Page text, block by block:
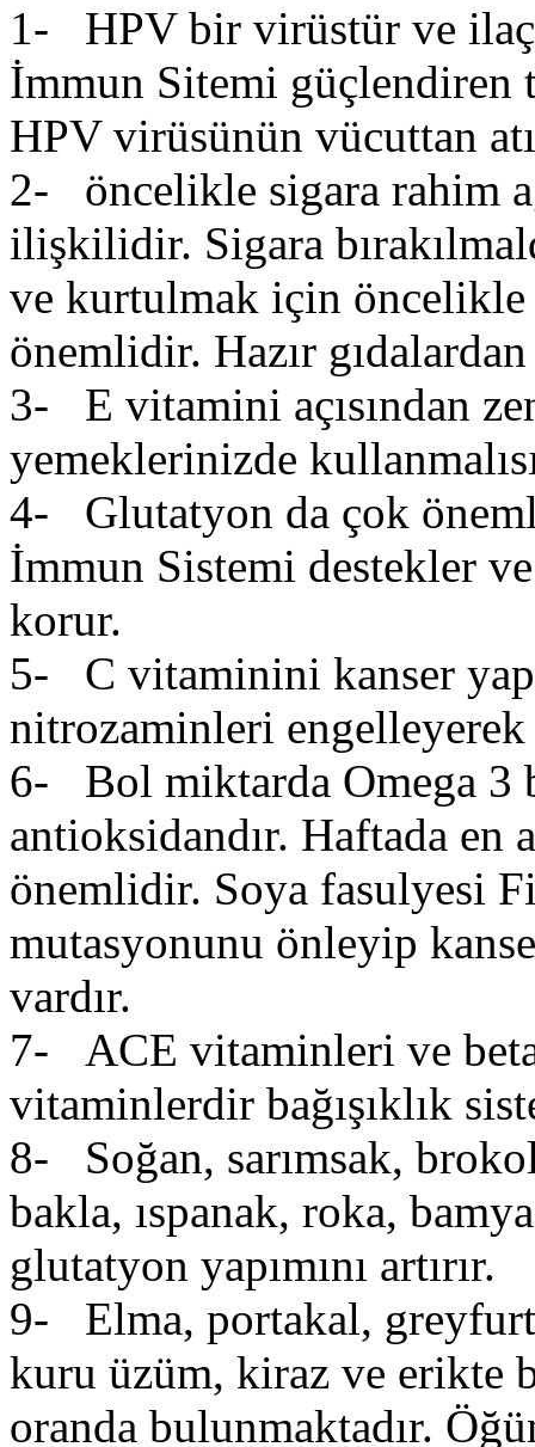
1- HPV bir virüstür ve
İmmun Sitemi güçlendiren
HPV virüsünün vücuttan
2- öncelikle sigara rahim
ilişkilidir. Sigara
ve kurtulmak için öncelikle
önemlidir. Hazır gıdalardan
3- E vitamini açısından
yemeklerinizde
4- Glutatyon da çok
İmmun Sistemi destekler
korur.
5- C vitaminini kanser
nitrozaminleri
6- Bol miktarda Omega 3
antioksidandır. Haftada en
önemlidir. Soya fasulyesi
mutasyonunu önleyip
vardır.
7- ACE vitaminleri ve
vitaminlerdir bağışıklık
8- Soğan, sarımsak,
bakla, ıspanak, roka,
glutatyon yapımını artırır.
9- Elma, portakal,
kuru üzüm, kiraz ve erikte
oranda bulunmaktadır.